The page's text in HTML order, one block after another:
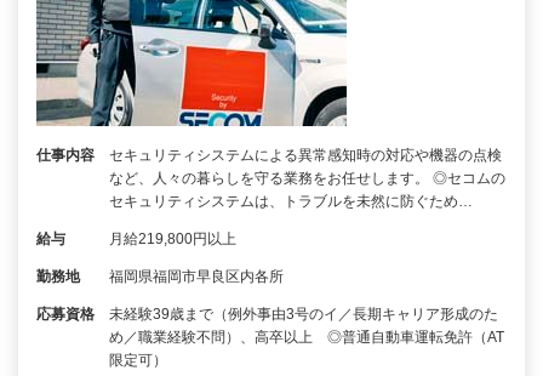
仕事内容
セキュリティシステムによる異常感知時の対応や機器の点検
など、人々の暮らしを守る業務をお任せします。 ◎セコムの
セキュリティシステムは、トラブルを未然に防ぐため…
給与 月給219,800円以上
勤務地 福岡県福岡市早良区内各所
応募資格
未経験39歳まで（例外事由3号のイ／長期キャリア形成のた
め／職業経験不問）、高卒以上 ◎普通自動車運転免許（AT
限定可）